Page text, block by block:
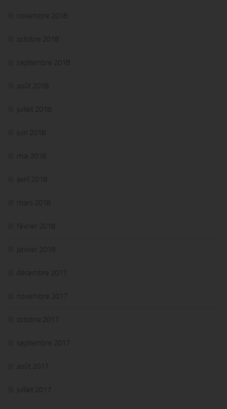
novembre 2018
octobre 2018
septembre 2018
août 2018
juillet 2018
juin 2018
mai 2018
avril 2018
mars 2018
février 2018
janvier 2018
décembre 2017
novembre 2017
octobre 2017
septembre 2017
août 2017
juillet 2017